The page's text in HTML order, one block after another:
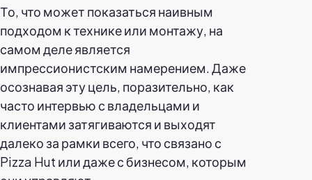
То, что может показаться наивным
подходом к технике или монтажу, на
самом деле является
импрессионистским намерением. Даже
осознавая эту цель, поразительно, как
часто интервью с владельцами и
клиентами затягиваются и выходят
далеко за рамки всего, что связано с
Pizza Hut или даже с бизнесом, которым